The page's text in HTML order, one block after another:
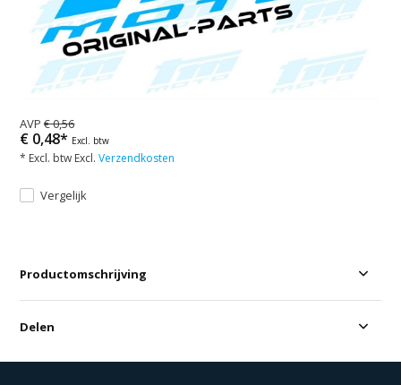
AVP€ 0,56
€ 0,48* Excl. btw
* Excl. btw Excl.Verzendkosten
Vergelijk
Productomschrijving
Delen